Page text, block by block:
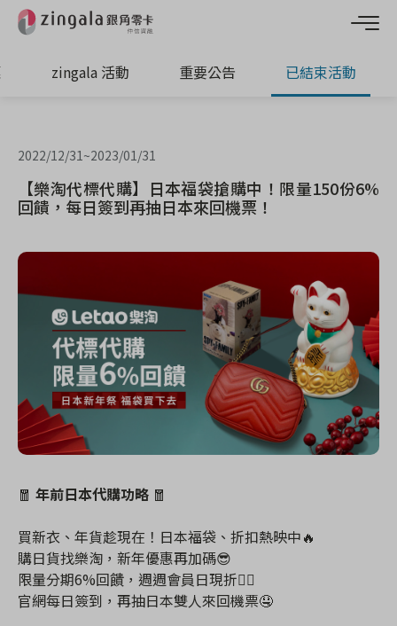
zingala 活動 重要公告 已結束活動
2022/12/31 ~2023/01/31
【樂淘代標代購】日本福袋搶購中！限量150份6%
回饋，每日簽到再抽日本來回機票！
🧧 年前日本代購功略 🧧
買新衣、年貨趁現在！日本福袋、折扣熱映中🔥
購日貨找樂淘，新年優惠再加碼😎
限量分期6%回饋，週週會員日現折👍🏻
官網每日簽到，再抽日本雙人來回機票🤤